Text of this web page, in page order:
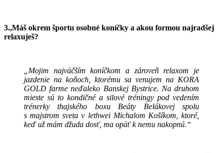
3.,Máš okrem športu osobné koníčky a akou formou najradšej
relaxuješ?
„Mojim najväčším koníčkom a zároveň relaxom je
jazdenie na koňoch, ktorému sa venujem na KORA
GOLD farme neďaleko Banskej Bystrice. Na druhom
mieste sú to kondičné a silové tréningy pod vedením
trénerky thajského boxu Beáty Belákovej spolu
s majstrom sveta v lethwei Michalom Košíkom, ktoré,
keď už mám džuda dosť, ma opäť k nemu nakopnú.“